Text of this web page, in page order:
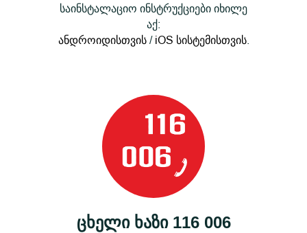
საინსტალაციო ინსტრუქციები იხილე
აქ:
ანდროიდისთვის/ iOS სისტემისთვის.
ცხელი ხაზი 116 006